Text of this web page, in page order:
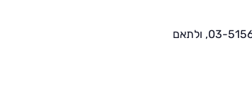
קורות חיים הינם כרטיס הביקור שלך ולכן חשוב להקפיד ולכתוב אותם נכון. לבדיקת קורות חיים חינם ללא עלות אתם מוזמנים להתקשר למספר 03-5156347, ולתאם